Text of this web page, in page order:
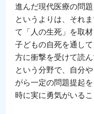
進んだ現代医療の問
というよりは、それ
て「人の生死」を取
子どもの自死を通し
方に衝撃を受けて読
という分野で、自分
がら一定の問題提起
時に実に勇気がいる